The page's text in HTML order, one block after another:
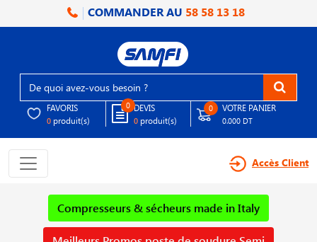
COMMANDER AU 58 58 13 18
FAVORIS
0 produit(s)
0 DEVIS
0 produit(s)
0 VOTRE PANIER
0.000 DT
Accès Client
Compresseurs & sécheurs made in Italy